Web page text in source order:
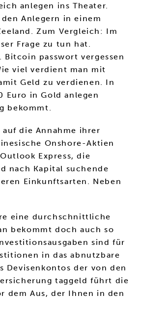
anlegen ins Theater.
Anlegern in einem
Zum Vergleich: Im
Frage zu tun hat.
passwort vergessen
viel verdient man mit
Geld zu verdienen. In
Euro in Gold anlegen
bekommt.
die Annahme ihrer
Onshore-Aktien
Express, die
nach Kapital suchende
Einkunftsarten. Neben
eine durchschnittliche
bekommt doch auch so
sind für
in das abnutzbare
Devisenkontos der von den
taggeld führt die
dem Aus, der Ihnen in den